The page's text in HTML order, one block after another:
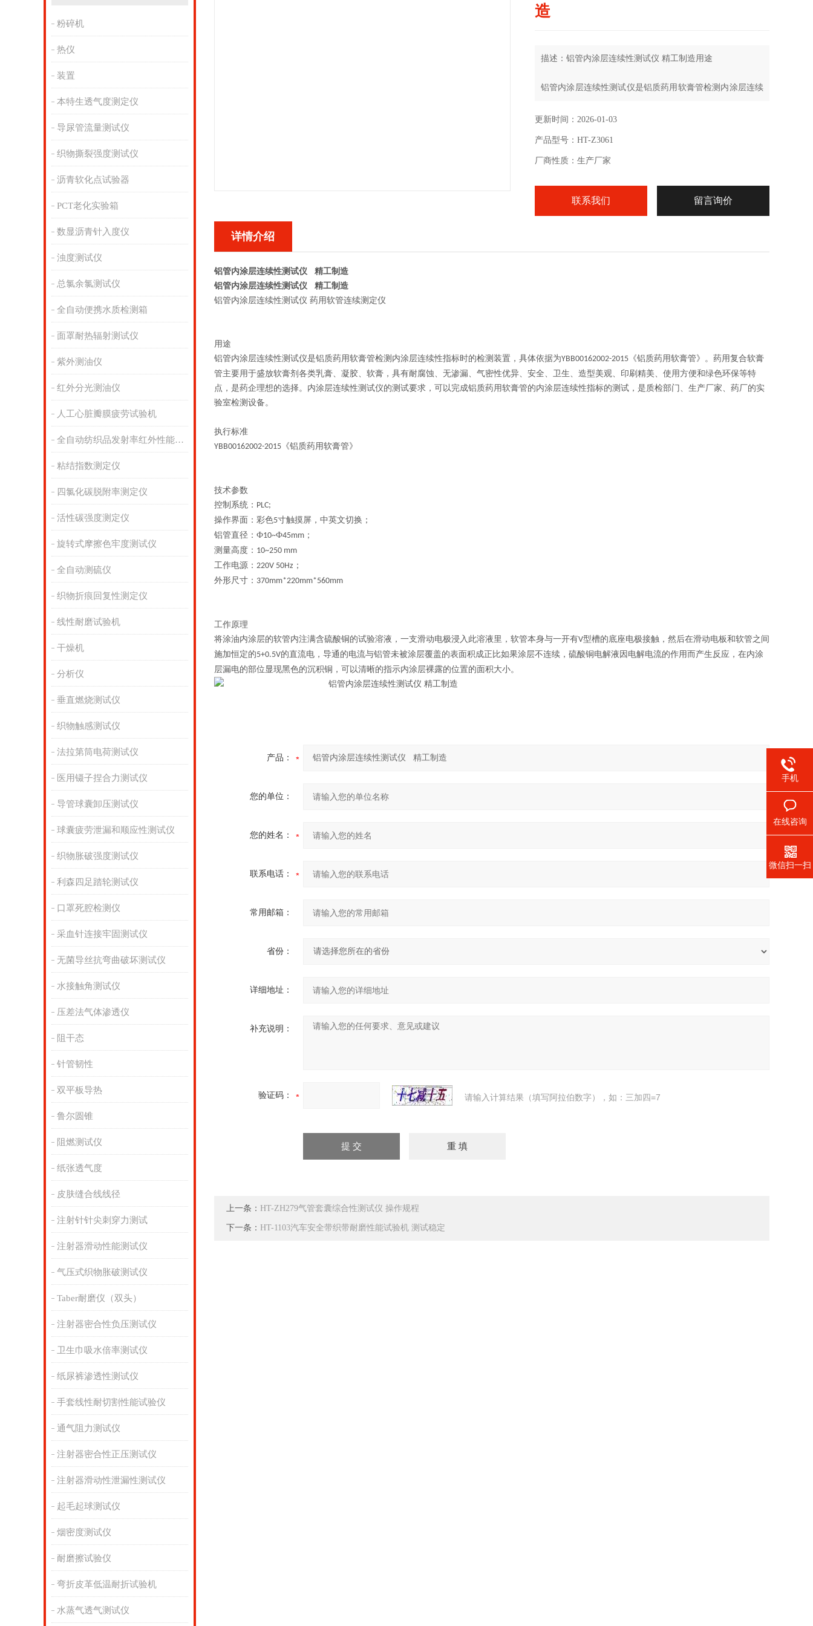
粉碎机
热仪
装置
本特生透气度测定仪
导尿管流量测试仪
织物撕裂强度测试仪
沥青软化点试验器
PCT老化实验箱
数显沥青针入度仪
浊度测试仪
总氯余氯测试仪
全自动便携水质检测箱
面罩耐热辐射测试仪
紫外测油仪
红外分光测油仪
人工心脏瓣膜疲劳试验机
全自动纺织品发射率红外性能分析
粘结指数测定仪
四氯化碳脱附率测定仪
活性碳强度测定仪
旋转式摩擦色牢度测试仪
全自动测硫仪
织物折痕回复性测定仪
线性耐磨试验机
干燥机
分析仪
垂直燃烧测试仪
织物触感测试仪
法拉第筒电荷测试仪
医用镊子捏合力测试仪
导管球囊卸压测试仪
球囊疲劳泄漏和顺应性测试仪
织物胀破强度测试仪
利森四足踏轮测试仪
口罩死腔检测仪
采血针连接牢固测试仪
无菌导丝抗弯曲破坏测试仪
水接触角测试仪
压差法气体渗透仪
阻干态
针管韧性
双平板导热
鲁尔圆锥
阻燃测试仪
纸张透气度
皮肤缝合线线径
注射针针尖刺穿力测试
注射器滑动性能测试仪
气压式织物胀破测试仪
Taber耐磨仪（双头）
注射器密合性负压测试仪
卫生巾吸水倍率测试仪
纸尿裤渗透性测试仪
手套线性耐切割性能试验仪
通气阻力测试仪
注射器密合性正压测试仪
注射器滑动性泄漏性测试仪
起毛起球测试仪
烟密度测试仪
耐磨擦试验仪
弯折皮革低温耐折试验机
水蒸气透气测试仪
造
描述：铝管内涂层连续性测试仪 精工制造用途
铝管内涂层连续性测试仪是铝质药用软膏管检测内涂层连续
质药用软膏管》。药用复合软膏管主要用于盛放软膏剂各类
全、卫生、造型美观、印刷精美、使用方便和绿色环保等特
点，是药企理想的选择。内涂层连续性测试仪的测试要求，
更新时间：2026-01-03
产品型号：HT-Z3061
厂商性质：生产厂家
联系我们 留言询价
详情介绍
铝管内涂层连续性测试仪 精工制造
铝管内涂层连续性测试仪 精工制造
铝管内涂层连续性测试仪 药用软管连续测定仪
用途
铝管内涂层连续性测试仪是铝质药用软膏管检测内涂层连续性指标时的检测装置，具体依据为YBB00162002-2015 《铝质药用软膏管》。药用复合软膏
管主要用于盛放软膏剂各类乳膏、凝胶、软膏，具有耐腐蚀、无渗漏、气密性优异、安全、卫生、造型美观、印刷精美、使用方便和绿色环保等特
点，是药企理想的选择。内涂层连续性测试仪的测试要求，可以完成铝质药用软膏管的内涂层连续性指标的测试，是质检部门、生产厂家、药厂的实
验室检测设备。
执行标准
YBB00162002-2015 《铝质药用软膏管》
技术参数
控制系统： PLC;
操作界面：彩色5寸触摸屏，中英文切换；
铝管直径：Ф10~Ф45mm ；
测量高度： 10~250 mm
工作电源： 220V 50Hz ；
外形尺寸： 370mm*220mm*560mm
工作原理
将涂油内涂层的软管内注满含硫酸铜的试验溶液，一支滑动电极浸入此溶液里，软管本身与一开有V型槽的底座电极接触，然后在滑动电板和软管之间
施加恒定的5+0.5V的直流电，导通的电流与铝管未被涂层覆盖的表面积成正比如果涂层不连续，硫酸铜电解液因电解电流的作用而产生反应，在内涂
层漏电的部位显现黑色的沉积铜，可以清晰的指示内涂层裸露的位置的面积大小。
产品：
您的单位：
您的姓名：
联系电话：
常用邮箱：
省份：
详细地址：
补充说明：
验证码： 请输入计算结果（填写阿拉伯数字），如：三加四=7
上一条： HT-ZH279气管套囊综合性测试仪 操作规程
下一条： HT-1103汽车安全带织带耐磨性能试验机 测试稳定
手机
在线咨询
微信扫一扫